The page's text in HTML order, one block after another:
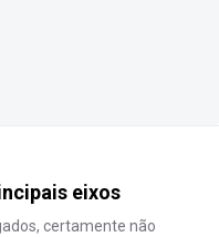
eixos
certamente não